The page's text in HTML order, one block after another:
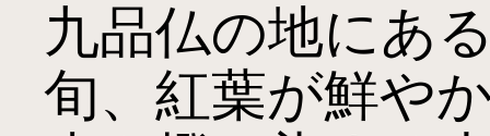
九品仏の地にあ
旬、紅葉が鮮や